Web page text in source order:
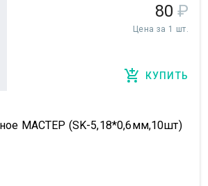
80 ₽
Цена за 1 шт.
КУПИТЬ
МАСТЕР (SK-5,18*0,6мм,10шт)